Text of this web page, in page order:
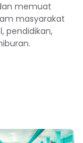
memuat
masyarakat
pendidikan,